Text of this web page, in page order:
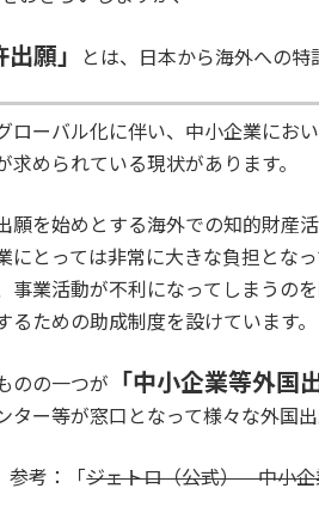
願」 とは、日本から海外への特
ローバル化に伴い、中小企業にお
求められている現状があります。
願を始めとする海外での知的財産
にとっては非常に大きな負担とな
事業活動が不利になってしまうの
るための助成制度を設けています。
のの一つが 「中小企業等外国
ター等が窓口となって様々な外国出
参考：「ジェトロ（公式） 中小企